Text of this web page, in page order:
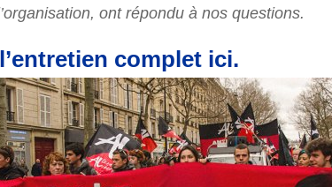
ont répondu à nos questions.
complet ici.